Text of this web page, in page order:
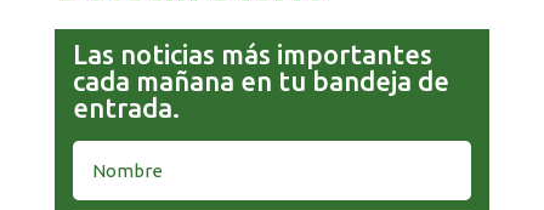
Las noticias más importantes
cada mañana en tu bandeja de
entrada.